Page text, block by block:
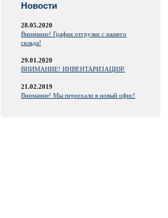
Новости
28.05.2020
Внимание! График отгрузки с нашего
склада!
29.01.2020
ВНИМАНИЕ! ИНВЕНТАРИЗАЦИЯ!
21.02.2019
Внимание! Мы переехали в новый офис!